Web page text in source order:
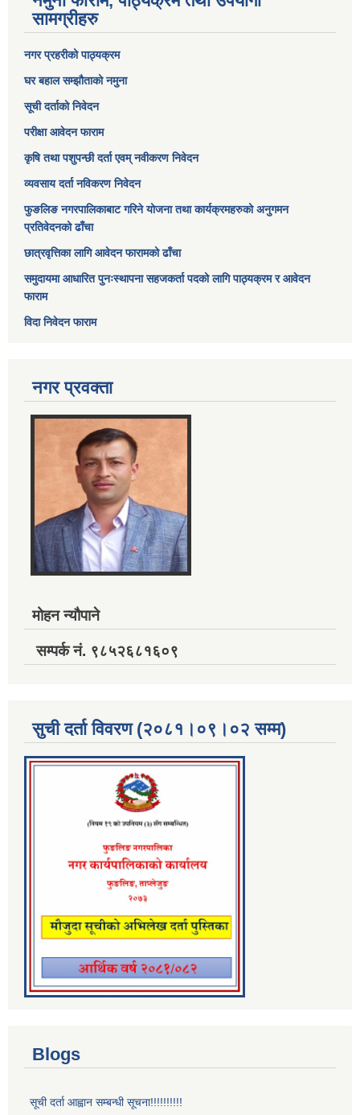
सामग्रीहरु
नगर प्रहरीको पाठ्यक्रम
घर बहाल सम्झौताको नमुना
सूची दर्ताको निवेदन
परीक्षा आवेदन फाराम
कृषि तथा पशुपन्छी दर्ता एवम् नवीकरण निवेदन
व्यवसाय दर्ता नविकरण निवेदन
फुङलिङ नगरपालिकाबाट गरिने योजना तथा कार्यक्रमहरुको अनुगमन
प्रतिवेदनको ढाँचा
छात्रवृत्तिका लागि आवेदन फारामको ढाँचा
समुदायमा आधारित पुनःस्थापना सहजकर्ता पदको लागि पाठ्यक्रम र आवेदन
फाराम
विदा निवेदन फाराम
नगर प्रवक्ता
मोहन न्यौपाने
सम्पर्क नं. ९८५२६८१६०९
सुची दर्ता विवरण (२०८१।०९।०२ सम्म)
Blogs
सूची दर्ता आह्वान सम्बन्धी सूचना!!!!!!!!!!